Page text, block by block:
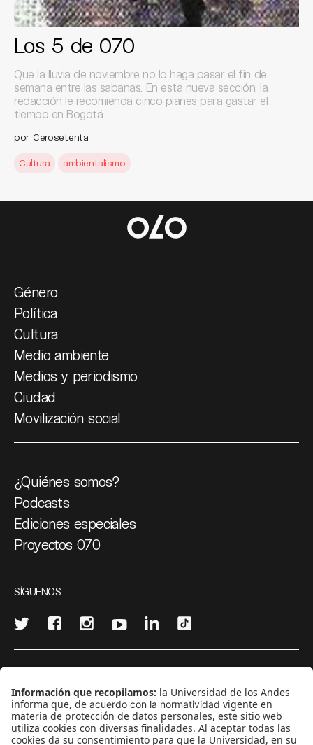
Los 5 de 070
Que la lluvia de noviembre no lo haga pasar el fin de
semana entre las sabanas. En esta nueva sección, la
redacción le recomienda cinco planes para gastar el
tiempo en Bogotá.
por Cerosetenta
Cultura ambientalismo
Género
Política
Cultura
Medio ambiente
Medios y periodismo
Ciudad
Movilización social
¿Quiénes somos?
Podcasts
Ediciones especiales
Proyectos 070
SÍGUENOS
CONTÁCTANOS
cerosetenta@uniandes.edu.co